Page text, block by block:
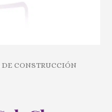
DE CONSTRUCCIÓN